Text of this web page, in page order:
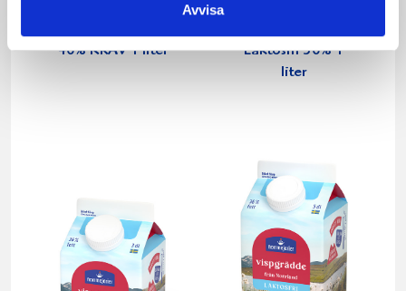
Avvisa
40% KRAV 1 liter
Laktosfri 30% 1
liter